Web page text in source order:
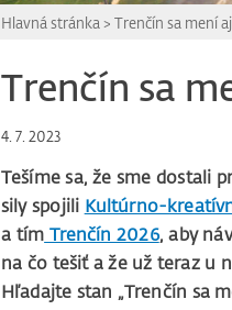
Hlavná stránka > Trenčín sa mení
Trenčín sa
4. 7. 2023
Tešíme sa, že sme dostali
sily spojili Kultúrno-
a tím Trenčín 2026, aby
na čo tešiť a že už teraz u
Hľadajte stan „Trenčín sa